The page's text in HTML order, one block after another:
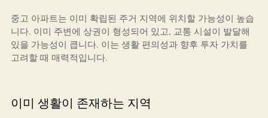
중고 아파트는 이미 확립된 주거 지역에 위치할 가능성이 높습
니다. 이미 주변에 상권이 형성되어 있고, 교통 시설이 발달해
있을 가능성이 큽니다. 이는 생활 편의성과 향후 투자 가치를
고려할 때 매력적입니다.
이미 생활이 존재하는 지역